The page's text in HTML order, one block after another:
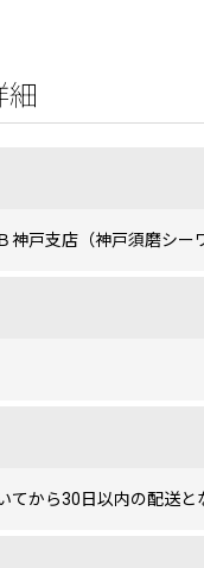
細
神戸支店（神戸須磨シー
てから30日以内の配送と